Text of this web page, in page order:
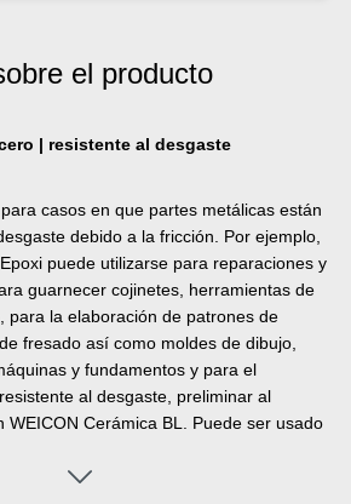
el producto
| resistente al desgaste
casos en que partes metálicas están
debido a la fricción. Por ejemplo,
puede utilizarse para reparaciones y
guarnecer cojinetes, herramientas de
para la elaboración de patrones de
fresado así como moldes de dibujo,
y fundamentos y para el
al desgaste, preliminar al
WEICON Cerámica BL. Puede ser usado
y moldes, así como en muchos otros